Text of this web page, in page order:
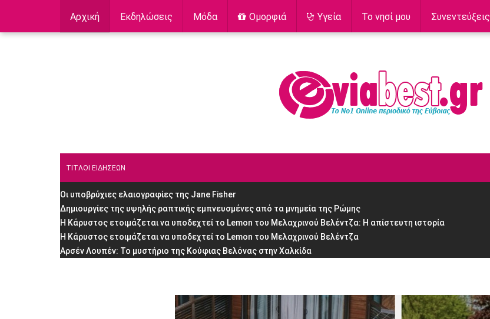
Αρχική Εκδηλώσεις Μόδα Ομορφιά Υγεία Το νησί μου Συνεντεύξεις
ΤΙΤΛΟΙ ΕΙΔΗΣΕΩΝ
Οι υποβρύχιες ελαιογραφίες της Jane Fisher
Δημιουργίες της υψηλής ραπτικής εμπνευσμένες από τα μνημεία της Ρώμης
H Κάρυστος ετοιμάζεται να υποδεχτεί το Lemon του Μελαχρινού Βελέντζα: H απίστευτη ιστορία
H Κάρυστος ετοιμάζεται να υποδεχτεί το Lemon του Μελαχρινού Βελέντζα
Αρσέν Λουπέν: Το μυστήριο της Κούφιας Βελόνας στην Χαλκίδα